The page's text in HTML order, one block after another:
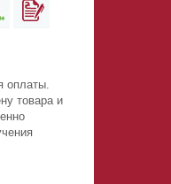
оплаты.
товара и